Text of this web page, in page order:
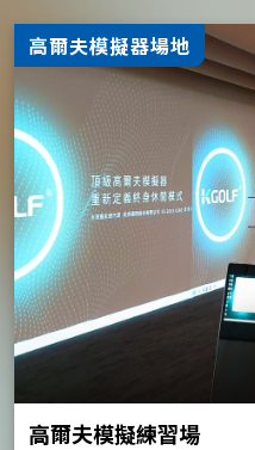
高爾夫模擬器場地
高爾夫模擬練習場